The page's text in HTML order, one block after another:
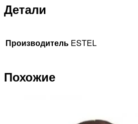
Детали
Производитель ESTEL
Похожие